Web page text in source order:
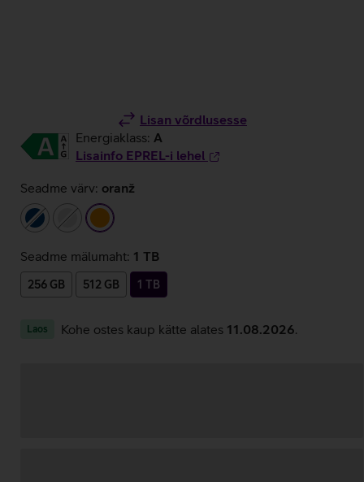
Lisan võrdlusesse
Energiaklass: A
Lisainfo EPREL-i lehel
Seadme värv: oranž
tumesininehõbedane
oranž
Seadme mälumaht: 1 TB
256 GB 512 GB 1 TB
Laos Kohe ostes kaup kätte alates 11.08.2026